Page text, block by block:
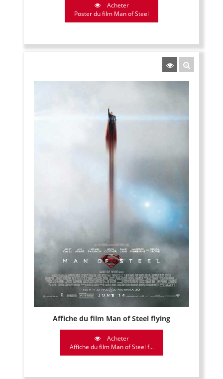
Acheter
Poster du film Man of Steel
Affiche du film Man of Steel flying
Acheter
Affiche du film Man of Steel f...